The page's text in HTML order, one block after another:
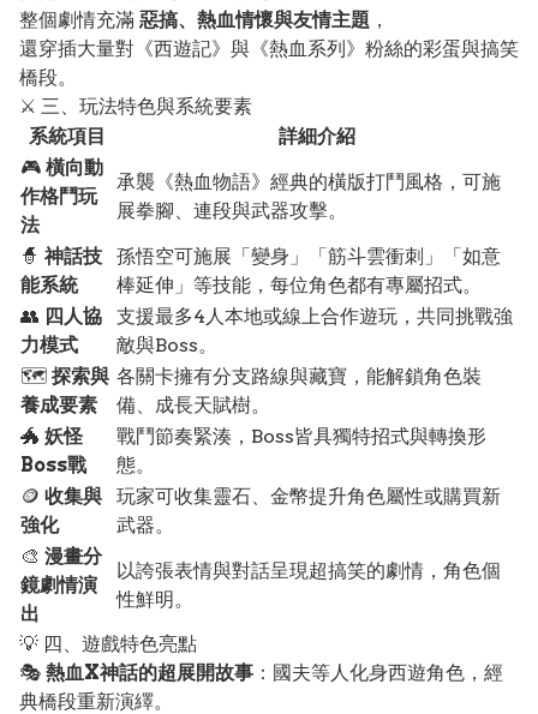
整個劇情充滿 惡搞、熱血情懷與友情主題 ，
還穿插大量對《西遊記》與《熱血系列》粉絲的彩蛋與搞笑
橋段。
⚔️ 三、玩法特色與系統要素
系統項目
詳細介紹
🎮 橫向動
作格鬥玩
法
承襲《熱血物語》經典的橫版打鬥風格，可施
展拳腳、連段與武器攻擊。
🧙 神話技
能系統
孫悟空可施展「變身」「筋斗雲衝刺」「如意
棒延伸」等技能，每位角色都有專屬招式。
👥 四人協
力模式
支援最多4人本地或線上合作遊玩，共同挑戰強
敵與Boss。
🗺️ 探索與
養成要素
各關卡擁有分支路線與藏寶，能解鎖角色裝
備、成長天賦樹。
🐲 妖怪
Boss戰
戰鬥節奏緊湊，Boss皆具獨特招式與轉換形
態。
🪙 收集與
強化
玩家可收集靈石、金幣提升角色屬性或購買新
武器。
🎨 漫畫分
鏡劇情演
出
以誇張表情與對話呈現超搞笑的劇情，角色個
性鮮明。
💡 四、遊戲特色亮點
🎭 熱血X神話的超展開故事 ：國夫等人化身西遊角色，經
典橋段重新演繹。